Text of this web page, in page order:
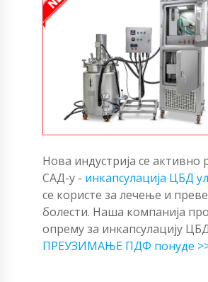
Нова индустрија се активно
САД-у - инкапсулација ЦБД
се користе за лечење и
болести. Наша компанија
опрему за инкапсулацију
ПРЕУЗИМАЊЕ ПДФ понуде